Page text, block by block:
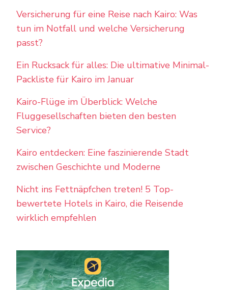
Versicherung für eine Reise nach Kairo: Was
tun im Notfall und welche Versicherung
passt?
Ein Rucksack für alles: Die ultimative Minimal-
Packliste für Kairo im Januar
Kairo-Flüge im Überblick: Welche
Fluggesellschaften bieten den besten
Service?
Kairo entdecken: Eine faszinierende Stadt
zwischen Geschichte und Moderne
Nicht ins Fettnäpfchen treten! 5 Top-
bewertete Hotels in Kairo, die Reisende
wirklich empfehlen